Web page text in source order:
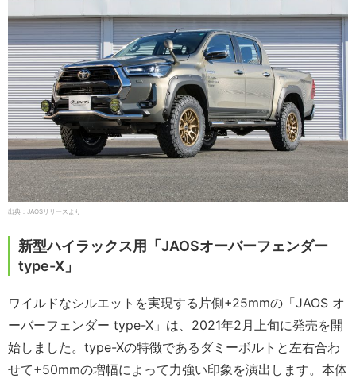
出典：JAOSリリースより
新型ハイラックス用「JAOSオーバーフェンダー
type-X」
ワイルドなシルエットを実現する片側+25mmの「JAOS オ
ーバーフェンダー type-X」は、2021年2月上旬に発売を開
始しました。type-Xの特徴であるダミーボルトと左右合わ
せて+50mmの増幅によって力強い印象を演出します。本体